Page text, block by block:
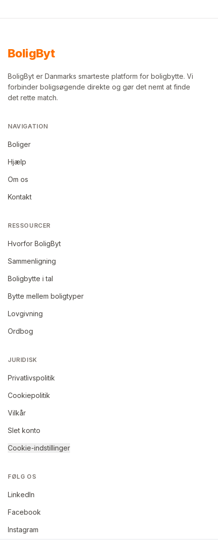
BoligByt
BoligByt er Danmarks smarteste platform for boligbytte. Vi
forbinder boligsøgende direkte og gør det nemt at finde
det rette match.
NAVIGATION
Boliger
Hjælp
Om os
Kontakt
RESSOURCER
Hvorfor BoligByt
Sammenligning
Boligbytte i tal
Bytte mellem boligtyper
Lovgivning
Ordbog
JURIDISK
Privatlivspolitik
Cookiepolitik
Vilkår
Slet konto
Cookie-indstillinger
FØLG OS
LinkedIn
Facebook
Instagram